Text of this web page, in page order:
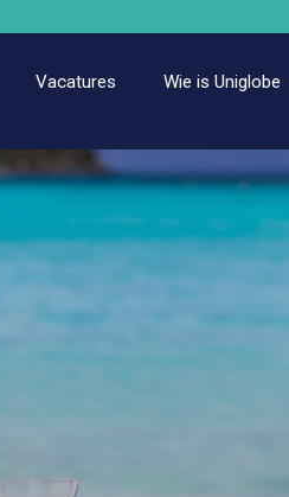
Vacatures Wie is Uniglobe